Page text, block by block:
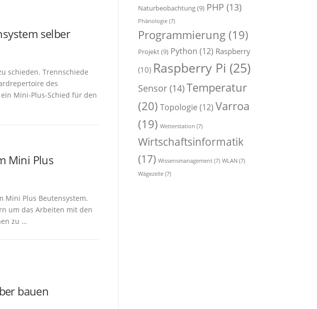
selber
schieden. Trennschiede
des
Mini-Plus-Schied für den
Mini Plus
Mini Plus Beutensystem.
um das Arbeiten mit den
zu …
bauen
Naturbeobachtung(9) PHP (13)
Phänologie (7)
Programmierung (19)
Projekt(9) Python (12) Raspberry
(10) Raspberry Pi (25)
Sensor (14)Temperatur
(20) Topologie (12) Varroa
(19) Wetterstation (7)
Wirtschaftsinformatik
(17) Wissensmanagement (7) WLAN (7)
Wägezelle (7)